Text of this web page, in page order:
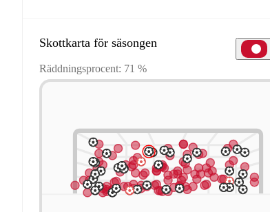
Skottkarta för säsongen
Räddningsprocent: 71 %